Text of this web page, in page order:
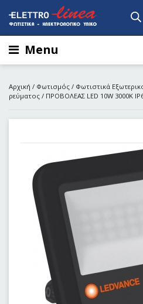
Menu
Αρχική / Φωτισμός / Φωτιστικά
ρεύματος / ΠΡΟΒΟΛΕΑΣ LED 10W 3000Κ